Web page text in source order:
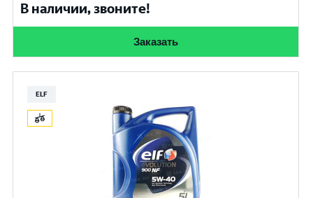
В наличии, звоните!
Заказать
ELF